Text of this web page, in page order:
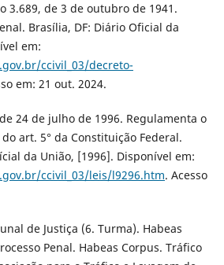
3.689, de 3 de outubro de 1941.
Brasília, DF: Diário Oficial da
em:
ccivil_03/decreto-
em: 21 out. 2024.
24 de julho de 1996. Regulamenta o
art. 5° da Constituição Federal.
da União, [1996]. Disponível em:
ccivil_03/leis/l9296.htm. Acesso
de Justiça (6. Turma). Habeas
Penal. Habeas Corpus. Tráfico